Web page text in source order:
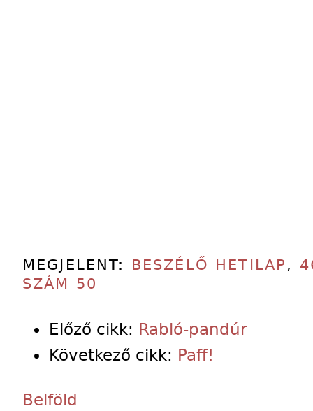
MEGJELENT: BESZÉLŐ HETILAP ,
SZÁM 50
Előző cikk: Rabló-pandúr
Következő cikk: Paff!
Belföld